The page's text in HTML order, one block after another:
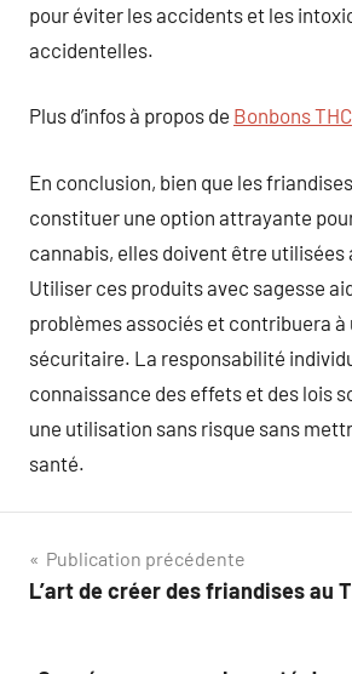
pour éviter les accidents et les
accidentelles.
Plus d’infos à propos de Bonbons THC
En conclusion, bien que les
constituer une option attrayante
cannabis, elles doivent être utilisées
Utiliser ces produits avec sagesse
problèmes associés et contribuera à
sécuritaire. La responsabilité
connaissance des effets et des lois
une utilisation sans risque sans
santé.
Navigation
de
Publication précédente
L’art de créer des friandises au